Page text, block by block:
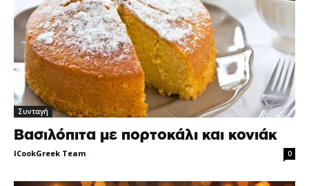
Συνταγή
Βασιλόπιτα με πορτοκάλι και κονιάκ
ICookGreek Team - 0